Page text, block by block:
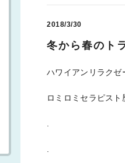
2018/3/30
冬から春のト
ハワイアンリラクゼ
ロミロミセラピス